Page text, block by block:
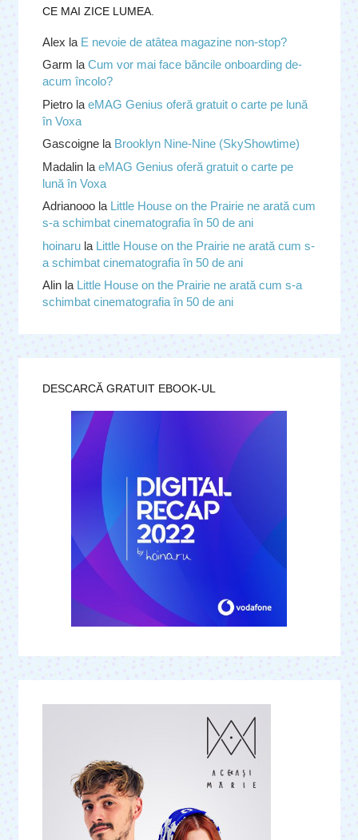
CE MAI ZICE LUMEA.
Alex la E nevoie de atâtea magazine non-stop?
Garm la Cum vor mai face băncile onboarding de-
acum încolo?
Pietrola eMAG Genius oferă gratuit o carte pe lună
în Voxa
Gascoignela Brooklyn Nine-Nine (SkyShowtime)
Madalinla eMAG Genius oferă gratuit o carte pe
lună în Voxa
Adrianooola Little House on the Prairie ne arată cum
s-a schimbat cinematografia în 50 de ani
hoinarula Little House on the Prairie ne arată cum s-
a schimbat cinematografia în 50 de ani
Alinla Little House on the Prairie ne arată cum s-a
schimbat cinematografia în 50 de ani
DESCARCĂ GRATUIT EBOOK-UL